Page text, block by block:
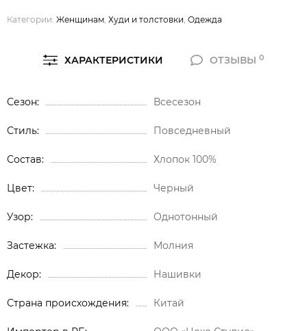
Категории: Женщинам, Худи и толстовки, Одежда
ХАРАКТЕРИСТИКИ ОТЗЫВЫ0
Сезон Всесезон
Стиль Повседневный
Состав Хлопок 100%
Цвет Черный
Узор Однотонный
Застежка Молния
Декор Нашивки
Страна происхождения Китай